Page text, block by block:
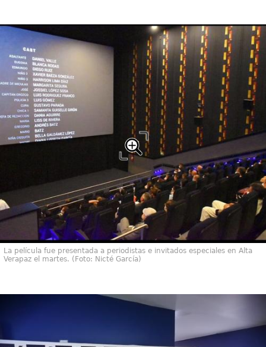
La película fue presentada a periodistas e invitados especiales en Alta
Verapaz el martes. (Foto: Nicté García)